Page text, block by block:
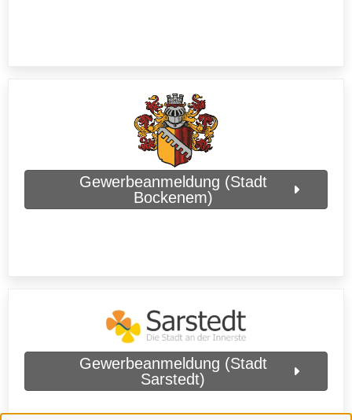
Gewerbeanmeldung (Stadt
Bockenem)
Gewerbeanmeldung (Stadt
Sarstedt)